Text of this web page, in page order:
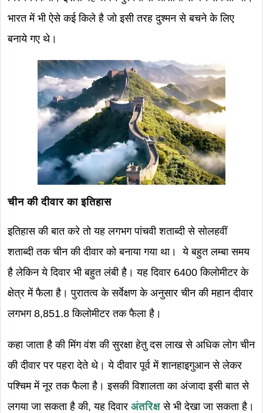
भारत में भी ऐसे कई किले है जो इसी तरह दुश्मन से बचने के लिए
बनाये गए थे।
चीन की दीवार का इतिहास
इतिहास की बात करे तो यह लगभग पांचवी शताब्दी से सोलहवीं
शताब्दी तक चीन की दीवार को बनाया गया था। ये बहुत लम्बा समय
है लेकिन ये दिवार भी बहुत लंबी है। यह दिवार 6400 किलोमीटर के
क्षेत्र में फैला है। पुरातत्व के सर्वेक्षण के अनुसार चीन की महान दीवार
लगभग 8,851.8 किलोमीटर तक फैला है।
कहा जाता है की मिंग वंश की सुरक्षा हेतु दस लाख से अधिक लोग चीन
की दीवार पर पहरा देते थे। ये दीवार पूर्व में शानहाइगुआन से लेकर
पश्चिम में नूर तक फैला है। इसकी विशालता का अंजादा इसी बात से
लगया जा सकता है की, यह दिवार अंतरिक्षसे भी देखा जा सकता है।